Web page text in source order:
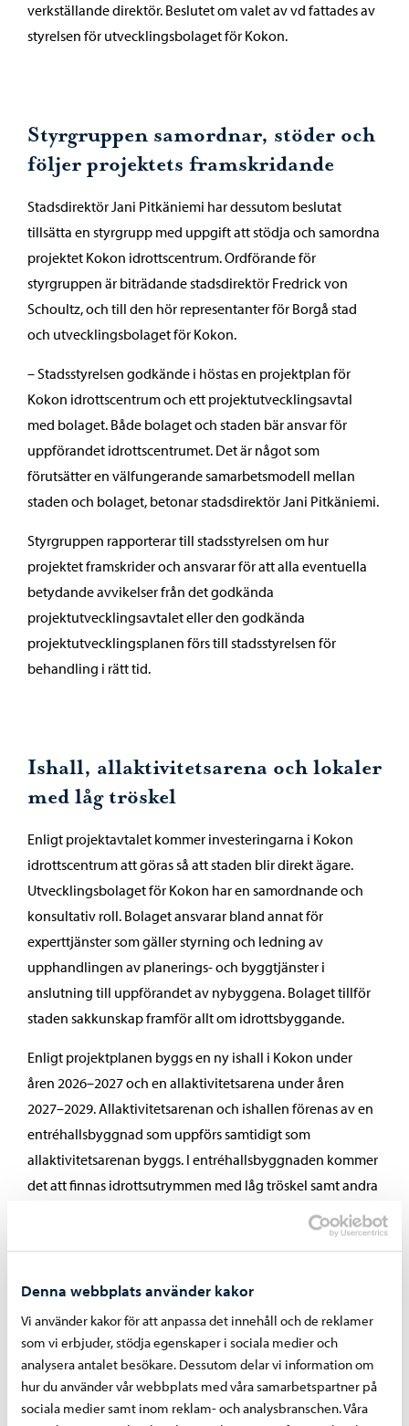
Denna webbplats använder kakor
Vi använder kakor för att anpassa det innehåll och de reklamer
som vi erbjuder, stödja egenskaper i sociala medier och
analysera antalet besökare. Dessutom delar vi information om
hur du använder vår webbplats med våra samarbetspartner på
sociala medier samt inom reklam- och analysbranschen. Våra
verkställande direktör. Beslutet om valet av vd fattades av
styrelsen för utvecklingsbolaget för Kokon.
Styrgruppen samordnar, stöder och
följer projektets framskridande
Stadsdirektör Jani Pitkäniemi har dessutom beslutat
tillsätta en styrgrupp med uppgift att stödja och samordna
projektet Kokon idrottscentrum. Ordförande för
styrgruppen är biträdande stadsdirektör Fredrick von
Schoultz, och till den hör representanter för Borgå stad
och utvecklingsbolaget för Kokon.
– Stadsstyrelsen godkände i höstas en projektplan för
Kokon idrottscentrum och ett projektutvecklingsavtal
med bolaget. Både bolaget och staden bär ansvar för
uppförandet idrottscentrumet. Det är något som
förutsätter en välfungerande samarbetsmodell mellan
staden och bolaget, betonar stadsdirektör Jani Pitkäniemi.
Styrgruppen rapporterar till stadsstyrelsen om hur
projektet framskrider och ansvarar för att alla eventuella
betydande avvikelser från det godkända
projektutvecklingsavtalet eller den godkända
projektutvecklingsplanen förs till stadsstyrelsen för
behandling i rätt tid.
Ishall, allaktivitetsarena och lokaler
med låg tröskel
Enligt projektavtalet kommer investeringarna i Kokon
idrottscentrum att göras så att staden blir direkt ägare.
Utvecklingsbolaget för Kokon har en samordnande och
konsultativ roll. Bolaget ansvarar bland annat för
experttjänster som gäller styrning och ledning av
upphandlingen av planerings- och byggtjänster i
anslutning till uppförandet av nybyggena. Bolaget tillför
staden sakkunskap framför allt om idrottsbyggande.
Enligt projektplanen byggs en ny ishall i Kokon under
åren 2026–2027 och en allaktivitetsarena under åren
2027–2029. Allaktivitetsarenan och ishallen förenas av en
entréhallsbyggnad som uppförs samtidigt som
allaktivitetsarenan byggs. I entréhallsbyggnaden kommer
det att finnas idrottsutrymmen med låg tröskel samt andra
funktioner. Vid dimensioneringen av både ishallen och
allaktivitetsarenan har man beaktat möjligheten att
personer.
I Kokon utför staden dessutom infrastruktur- och
områdesbyggande, bland annat en ny gatuförbindelse,
parkeringsplatser, konstgräs som kan värmas upp, bobolls-
och beachvolleyplaner samt nödvändiga